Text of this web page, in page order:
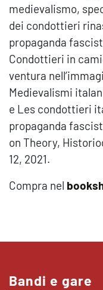
medievalismo,
dei condottieri
propaganda
Condottieri in
ventura
Medievalismi
e Les condottieri
propaganda
on Theory,
12, 2021.
Compra nel
Bandi e gare